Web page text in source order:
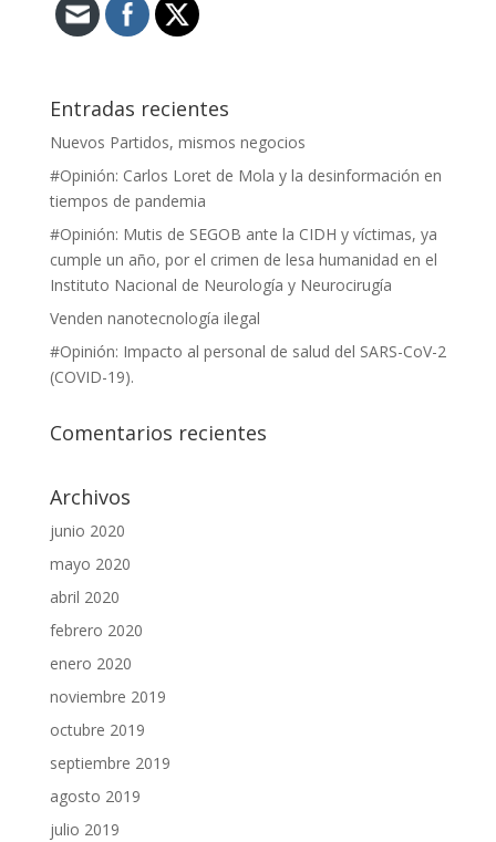
Entradas recientes
Nuevos Partidos, mismos negocios
#Opinión: Carlos Loret de Mola y la desinformación en
tiempos de pandemia
#Opinión: Mutis de SEGOB ante la CIDH y víctimas, ya
cumple un año, por el crimen de lesa humanidad en el
Instituto Nacional de Neurología y Neurocirugía
Venden nanotecnología ilegal
#Opinión: Impacto al personal de salud del SARS-CoV-2
(COVID-19).
Comentarios recientes
Archivos
junio 2020
mayo 2020
abril 2020
febrero 2020
enero 2020
noviembre 2019
octubre 2019
septiembre 2019
agosto 2019
julio 2019